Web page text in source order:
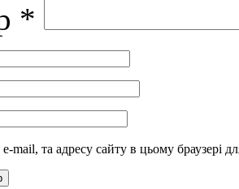
*
mail, та адресу сайту в цьому браузері